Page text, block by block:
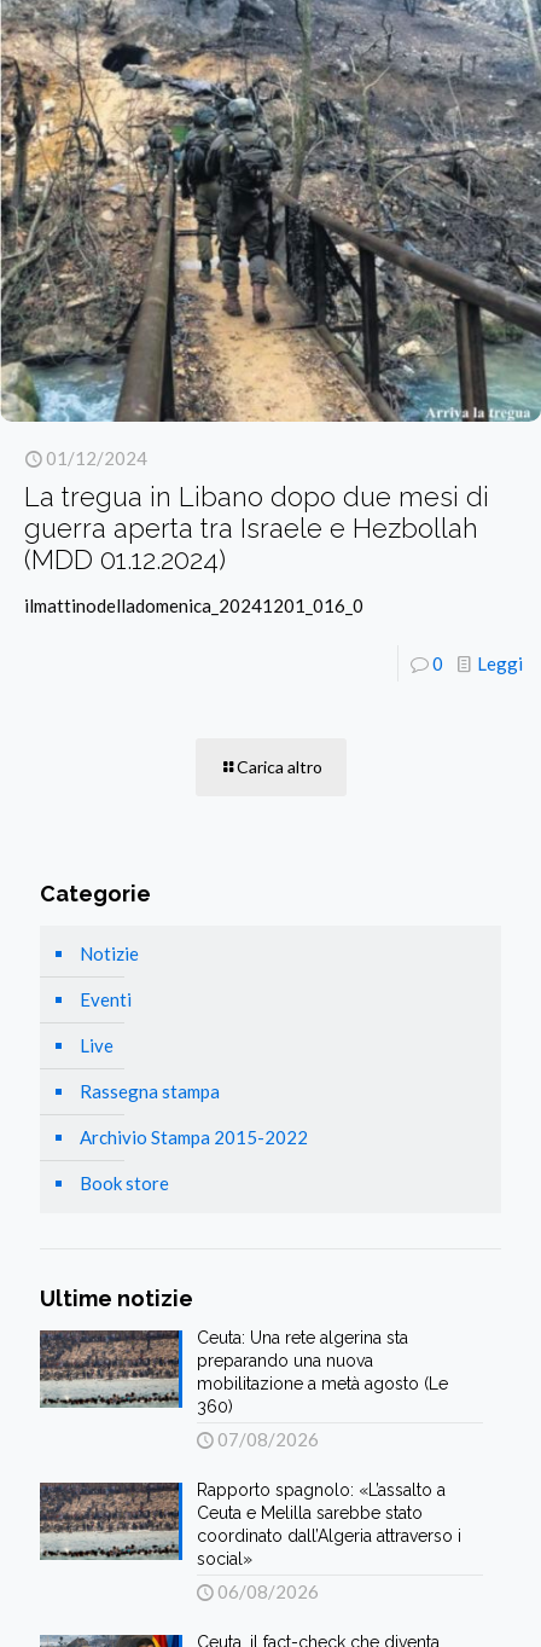
01/12/2024
La tregua in Libano dopo due mesi di
guerra aperta tra Israele e Hezbollah
(MDD 01.12.2024)
ilmattinodelladomenica_20241201_016_0
0 Leggi
Carica altro
Categorie
Notizie
Eventi
Live
Rassegna stampa
Archivio Stampa 2015-2022
Book store
Ultime notizie
Ceuta: Una rete algerina sta
preparando una nuova
mobilitazione a metà agosto (Le
360)
07/08/2026
Rapporto spagnolo: «L’assalto a
Ceuta e Melilla sarebbe stato
coordinato dall’Algeria attraverso i
social»
06/08/2026
Ceuta, il fact-check che diventa